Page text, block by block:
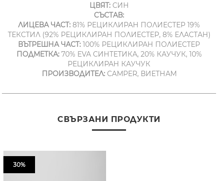
ЦВЯТ:СИН
СЪСТАВ:
ЛИЦЕВА ЧАСТ: 81% РЕЦИКЛИРАН ПОЛИЕСТЕР 19%
ТЕКСТИЛ (92% РЕЦИКЛИРАН ПОЛИЕСТЕР, 8% ЕЛАСТАН)
ВЪТРЕШНА ЧАСТ: 100% РЕЦИКЛИРАН ПОЛИЕСТЕР
ПОДМЕТКА:70% EVA СИНТЕТИКА, 20% КАУЧУК, 10%
РЕЦИКЛИРАН КАУЧУК
ПРОИЗВОДИТЕЛ:CAMPER, ВИЕТНАМ
СВЪРЗАНИ ПРОДУКТИ
30%